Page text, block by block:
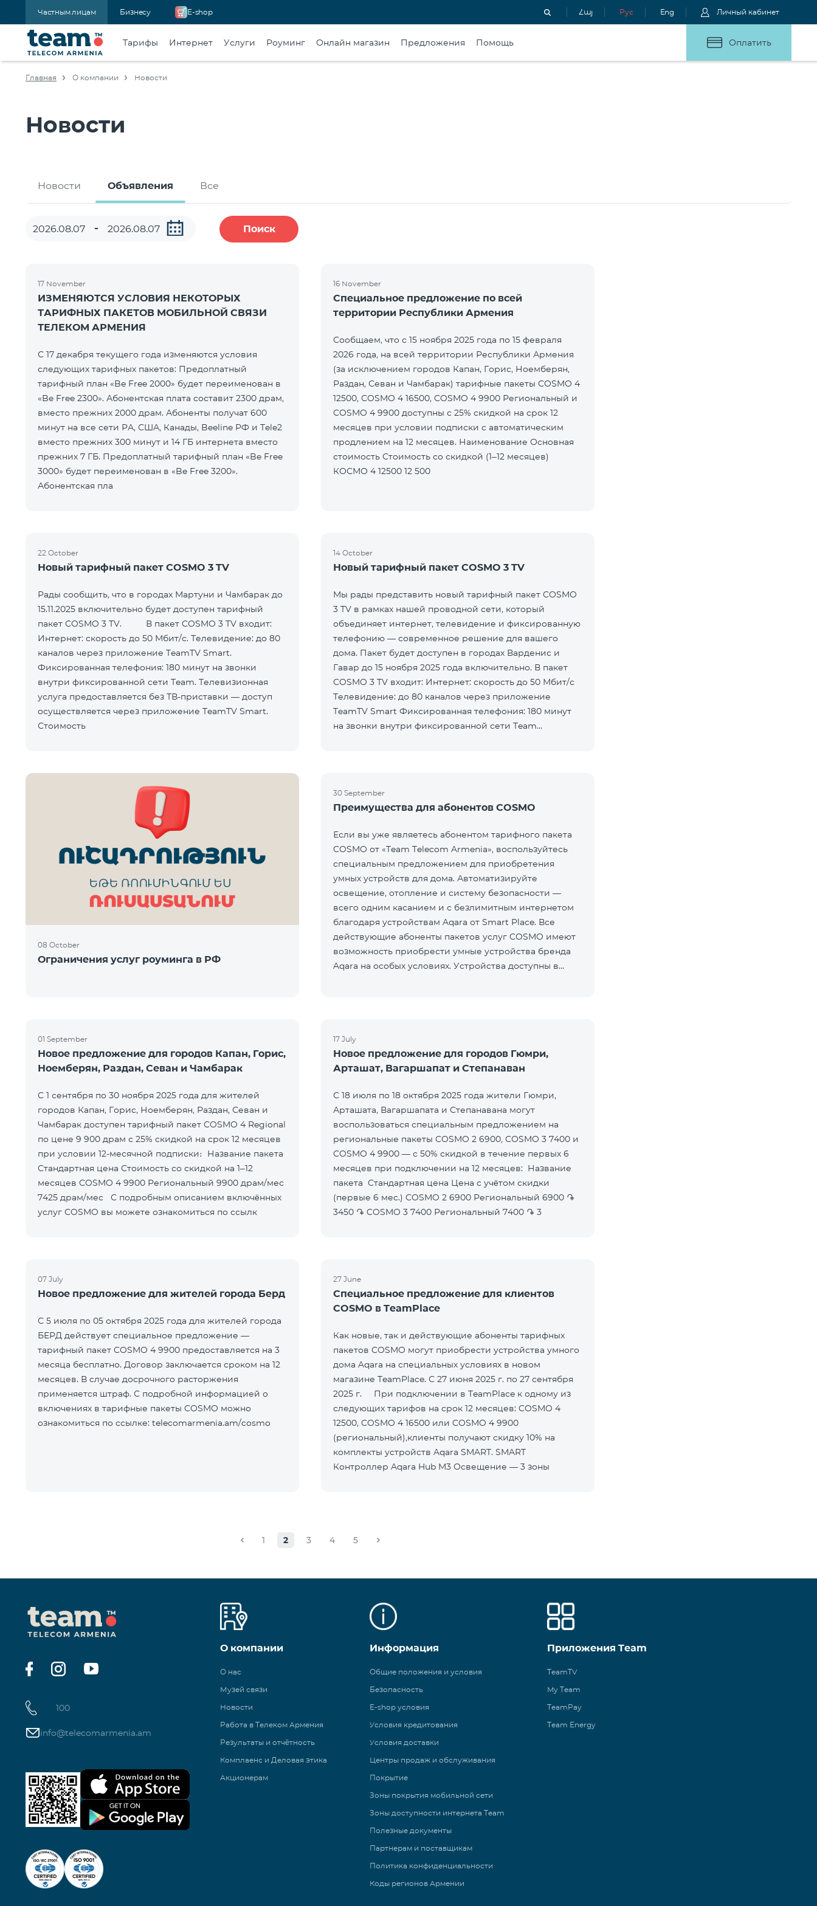
Частным лицам Бизнесу E-shop Հայ Рус Eng Личный кабинет
Тарифы Интернет Услуги Роуминг Онлайн магазин Предложения Помощь Оплатить
Главная О компании Новости
Новости
Новости Объявления Все
Поиск
17 November
ИЗМЕНЯЮТСЯ УСЛОВИЯ НЕКОТОРЫХ
ТАРИФНЫХ ПАКЕТОВ МОБИЛЬНОЙ СВЯЗИ
ТЕЛЕКОМ АРМЕНИЯ
С 17 декабря текущего года изменяются условия
следующих тарифных пакетов: Предоплатный
тарифный план «Be Free 2000» будет переименован в
«Be Free 2300». Абонентская плата составит 2300 драм,
вместо прежних 2000 драм. Абоненты получат 600
минут на все сети РА, США, Канады, Beeline РФ и Tele2
вместо прежних 300 минут и 14 ГБ интернета вместо
прежних 7 ГБ. Предоплатный тарифный план «Be Free
3000» будет переименован в «Be Free 3200».
Абонентская пла
16 November
Специальное предложение по всей
территории Республики Армения
Сообщаем, что с 15 ноября 2025 года по 15 февраля
2026 года, на всей территории Республики Армения
(за исключением городов Капан, Горис, Ноемберян,
Раздан, Севан и Чамбарак) тарифные пакеты COSMO 4
12500, COSMO 4 16500, COSMO 4 9900 Региональный и
COSMO 4 9900 доступны с 25% скидкой на срок 12
месяцев при условии подписки с автоматическим
продлением на 12 месяцев. Наименование Основная
стоимость Стоимость со скидкой (1–12 месяцев)
КОСМО 4 12500 12 500
22 October
Новый тарифный пакет COSMO 3 TV
Рады сообщить, что в городах Мартуни и Чамбарак до
15.11.2025 включительно будет доступен тарифный
пакет COSMO 3 TV. В пакет COSMO 3 TV входит:
Интернет: скорость до 50 Мбит/с. Телевидение: до 80
каналов через приложение TeamTV Smart.
Фиксированная телефония: 180 минут на звонки
внутри фиксированной сети Team. Телевизионная
услуга предоставляется без ТВ-приставки — доступ
осуществляется через приложение TeamTV Smart.
Стоимость
14 October
Новый тарифный пакет COSMO 3 TV
Мы рады представить новый тарифный пакет COSMO
3 TV в рамках нашей проводной сети, который
объединяет интернет, телевидение и фиксированную
телефонию — современное решение для вашего
дома. Пакет будет доступен в городах Варденис и
Гавар до 15 ноября 2025 года включительно. В пакет
COSMO 3 TV входит: Интернет: скорость до 50 Мбит/с
Телевидение: до 80 каналов через приложение
TeamTV Smart Фиксированная телефония: 180 минут
на звонки внутри фиксированной сети Team
08 October
Ограничения услуг роуминга в РФ
30 September
Преимущества для абонентов COSMO
Если вы уже являетесь абонентом тарифного пакета
COSMO от «Team Telecom Armenia», воспользуйтесь
специальным предложением для приобретения
умных устройств для дома. Автоматизируйте
освещение, отопление и систему безопасности —
всего одним касанием и с безлимитным интернетом
благодаря устройствам Aqara от Smart Place. Все
действующие абоненты пакетов услуг COSMO имеют
возможность приобрести умные устройства бренда
Aqara на особых условиях. Устройства доступны в
01 September
Новое предложение для городов Капан, Горис,
Ноемберян, Раздан, Севан и Чамбарак
С 1 сентября по 30 ноября 2025 года для жителей
городов Капан, Горис, Ноемберян, Раздан, Севан и
Чамбарак доступен тарифный пакет COSMO 4 Regional
по цене 9 900 драм с 25% скидкой на срок 12 месяцев
при условии 12-месячной подписки։ Название пакета
Стандартная цена Стоимость со скидкой на 1–12
месяцев COSMO 4 9900 Региональный 9900 драм/мес
7425 драм/мес С подробным описанием включённых
услуг COSMO вы можете ознакомиться по ссылк
17 July
Новое предложение для городов Гюмри,
Арташат, Вагаршапат и Степанаван
С 18 июля по 18 октября 2025 года жители Гюмри,
Арташата, Вагаршапата и Степанавана могут
воспользоваться специальным предложением на
региональные пакеты COSMO 2 6900, COSMO 3 7400 и
COSMO 4 9900 — с 50% скидкой в течение первых 6
месяцев при подключении на 12 месяцев: Название
пакета Стандартная цена Цена с учётом скидки
(первые 6 мес.) COSMO 2 6900 Региональный 6900 ֏
3450 ֏ COSMO 3 7400 Региональный 7400 ֏ 3
07 July
Новое предложение для жителей города Берд
С 5 июля по 05 октября 2025 года для жителей города
БЕРД действует специальное предложение —
тарифный пакет COSMO 4 9900 предоставляется на 3
месяца бесплатно. Договор заключается сроком на 12
месяцев. В случае досрочного расторжения
применяется штраф. С подробной информацией о
включениях в тарифные пакеты COSMO можно
ознакомиться по ссылке: telecomarmenia.am/cosmo
27 June
Специальное предложение для клиентов
COSMO в TeamPlace
Как новые, так и действующие абоненты тарифных
пакетов COSMO могут приобрести устройства умного
дома Aqara на специальных условиях в новом
магазине TeamPlace. С 27 июня 2025 г. по 27 сентября
2025 г. При подключении в TeamPlace к одному из
следующих тарифов на срок 12 месяцев: COSMO 4
12500, COSMO 4 16500 или COSMO 4 9900
(региональный),клиенты получают скидку 10% на
комплекты устройств Aqara SMART. SMART
Контроллер Aqara Hub M3 Освещение — 3 зоны
1 2 3 4 5
100
info@telecomarmenia.am
О компании
О нас
Музей связи
Новости
Работа в Телеком Армения
Результаты и отчётность
Комплаенс и Деловая этика
Акционерам
Информация
Общие положения и условия
Безопасность
E-shop условия
Условия кредитования
Условия доставки
Центры продаж и обслуживания
Покрытие
Зоны покрытия мобильной сети
Зоны доступности интернета Team
Полезные документы
Партнерам и поставщикам
Политика конфиденциальности
Коды регионов Армении
Приложения Team
TeamTV
My Team
TeamPay
Team Energy